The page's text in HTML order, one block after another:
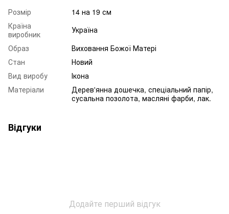
Розмір
14 на 19 см
Країна
виробник
Україна
Образ
Виховання Божої Матері
Стан
Новий
Вид виробу
Ікона
Матеріали
Дерев'янна дошечка, спеціальний папір,
сусальна позолота, масляні фарби, лак.
Відгуки
Додайте перший відгук